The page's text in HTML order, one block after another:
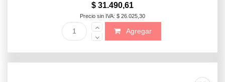
$ 31.490,61
Precio sin IVA: $ 26.025,30
Agregar